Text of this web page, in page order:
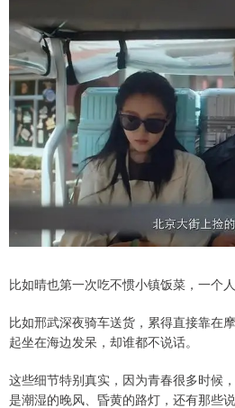
比如晴也第一次吃不惯小镇饭菜，一个人
比如邢武深夜骑车送货，累得直接靠在
起坐在海边发呆，却谁都不说话。
这些细节特别真实，因为青春很多时候
是潮湿的晚风、昏黄的路灯，还有那些说